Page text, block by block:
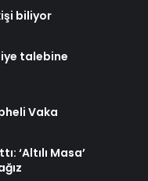
biliyor
talebine
Vaka
‘Altılı Masa’